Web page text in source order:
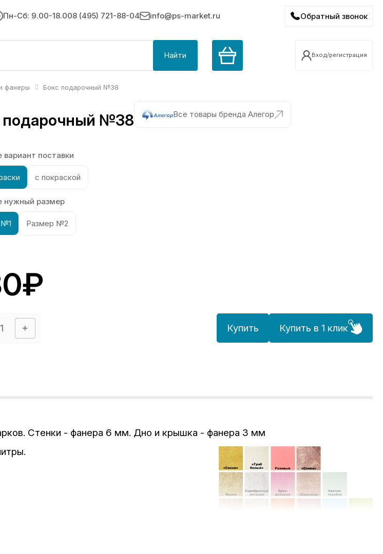
Пн-Сб: 9.00-18.008 (495) 721-88-04 info@ps-market.ru Обратный звонок
Найти Вход/регистрация
фанеры Бокс подарочный №38
подарочный №38 Все товары бренда Алегор
вариант поставки
с покраской
нужный размер
Размер №2
Купить Купить в 1 клик
Стенки - фанера 6 мм. Дно и крышка - фанера 3 мм